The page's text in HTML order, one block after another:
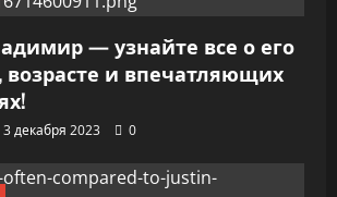
— узнайте все о его
и впечатляющих
3 декабря 2023 0